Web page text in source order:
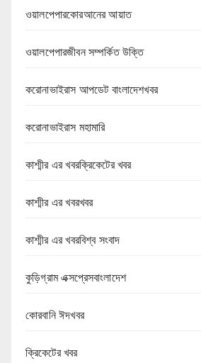
ওয়ালপেপারকোরআনের আয়াত
ওয়ালপেপারজীবন সম্পর্কিত উক্তি
করোনাভাইরাস আপডেট বাংলাদেশখবর
করোনাভাইরাস মহামারি
কাশ্মীর এর খবরক্রিকেটের খবর
কাশ্মীর এর খবরখবর
কাশ্মীর এর খবরবিশ্ব সংবাদ
কুড়িগ্রাম এক্সপ্রেসবাংলাদেশ
কোরবানি ঈদখবর
ক্রিকেটের খবর